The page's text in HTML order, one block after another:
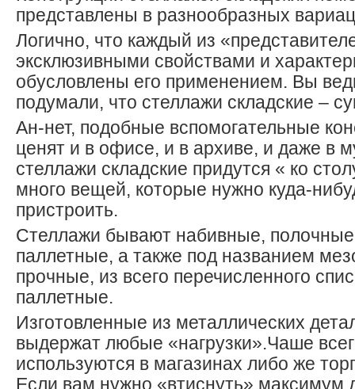
представлены в разнообразных
Логично, что каждый из
эксклюзивными свойствами и
обусловлены его применением. Вы
подумали, что стеллажи складские –
Ан-нет, подобные вспомогательные
ценят и в офисе, и в архиве, и даже в
стеллажи складские придутся « ко
много вещей, которые нужно куда-
пристроить.
Стеллажи бывают набивные,
паллетные, а также под названием
прочные, из всего перечисленного
паллетные.
Изготовленные из металлических
выдержат любые «нагрузки».Чаше
используются в магазинах либо же
Если вам нужно «втиснуть» максимум